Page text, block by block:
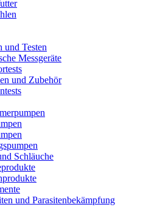
und Testen
Messgeräte
und Zubehör
Schläuche
und Parasitenbekämpfung